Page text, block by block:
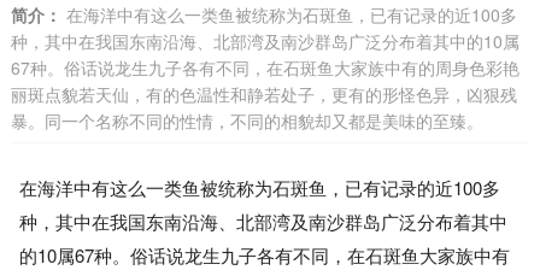
简介： 在海洋中有这么一类鱼被统称为石斑鱼，已有记录的近100多
种，其中在我国东南沿海、北部湾及南沙群岛广泛分布着其中的10属
67种。俗话说龙生九子各有不同，在石斑鱼大家族中有的周身色彩艳
丽斑点貌若天仙，有的色温性和静若处子，更有的形怪色异，凶狠残
暴。同一个名称不同的性情，不同的相貌却又都是美味的至臻。
在海洋中有这么一类鱼被统称为石斑鱼，已有记录的近100多
种，其中在我国东南沿海、北部湾及南沙群岛广泛分布着其中
的10属67种。俗话说龙生九子各有不同，在石斑鱼大家族中有